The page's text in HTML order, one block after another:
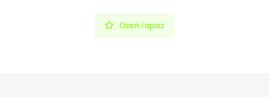
Oceń i opisz